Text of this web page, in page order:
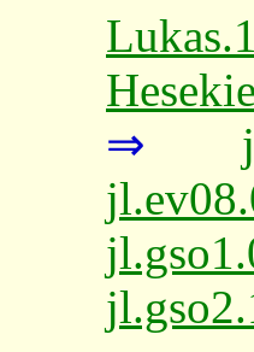
⇒